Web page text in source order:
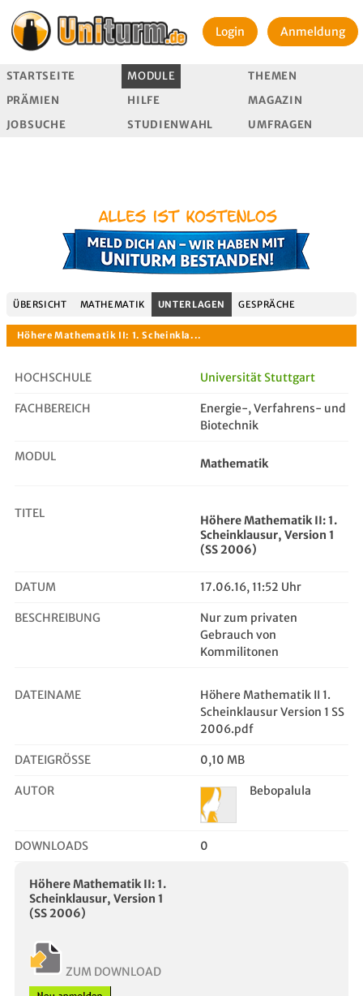
Login Anmeldung
STARTSEITE MODULE
THEMEN
PRÄMIEN
HILFE
MAGAZIN
JOBSUCHE
STUDIENWAHL UMFRAGEN
ÜBERSICHT MATHEMATIK UNTERLAGEN GESPRÄCHE
Höhere Mathematik II: 1. Scheinkla...
HOCHSCHULE Universität Stuttgart
FACHBEREICH
Energie-, Verfahrens- und
Biotechnik
MODUL Mathematik
TITEL
Höhere Mathematik II: 1.
Scheinklausur, Version 1
(SS 2006)
DATUM 17.06.16, 11:52 Uhr
BESCHREIBUNG
Nur zum privaten
Gebrauch von
Kommilitonen
DATEINAME
Höhere Mathematik II 1.
Scheinklausur Version 1 SS
2006.pdf
DATEIGRÖSSE 0,10 MB
AUTOR Bebopalula
DOWNLOADS 0
Höhere Mathematik II: 1.
Scheinklausur, Version 1
(SS 2006)
ZUM DOWNLOAD